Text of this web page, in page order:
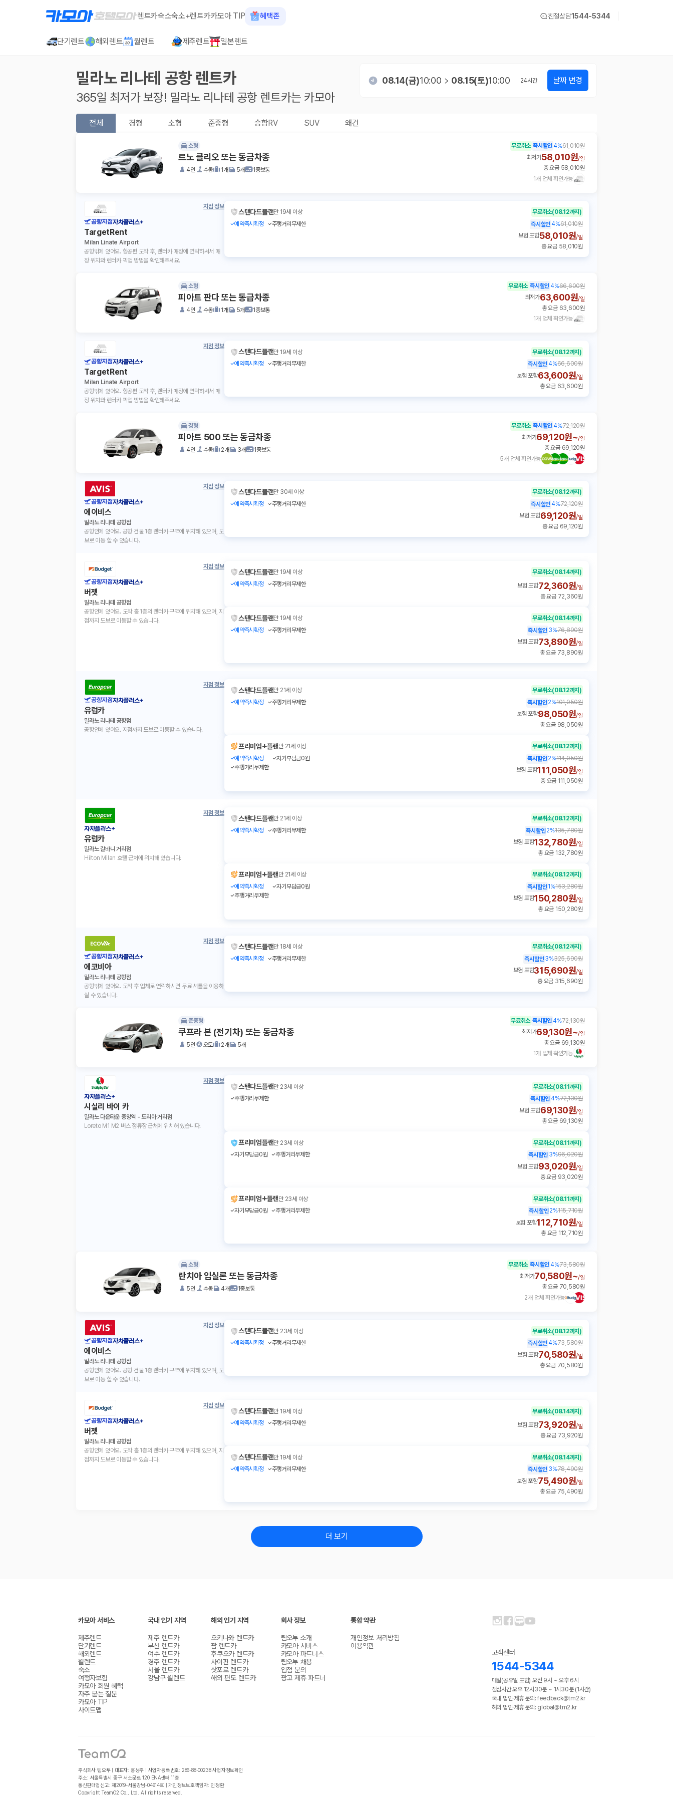
렌트카숙소숙소+렌트카카모아 TIP 혜택존 친절상담1544-5344
단기렌트 해외렌트 월렌트 제주렌트 일본렌트
밀라노 리나테 공항렌트카
365일 최저가 보장! 밀라노 리나테 공항 렌트카는 카모아
08.14(금)10:00 08.15(토)10:00 24시간 날짜 변경
전체 경형 소형 준중형 승합RV SUV 왜건
소형
르노 클리오 또는 동급차종
4인 수동 1개 5개
1종보통
1개 업체 확인가능
무료취소 즉시할인 4%61,010원
최저가58,010원/일
총 요금 58,010원
지점 정보
공항지점자차플러스+
TargetRent
Milan Linate Airport
공항밖에 있어요. 항공편 도착 후, 렌터카 매장에 연락하셔서 매
장 위치와 렌터카 픽업 방법을 확인해주세요.
스탠다드플랜만 19세 이상 무료취소(08.12까지)
예약즉시확정
주행거리무제한 즉시할인 4%61,010원
보험 포함58,010원/일
총 요금 58,010원
소형
피아트 판다 또는 동급차종
4인 수동 1개 5개
1종보통
1개 업체 확인가능
무료취소 즉시할인 4%66,600원
최저가63,600원/일
총 요금 63,600원
지점 정보
공항지점자차플러스+
TargetRent
Milan Linate Airport
공항밖에 있어요. 항공편 도착 후, 렌터카 매장에 연락하셔서 매
장 위치와 렌터카 픽업 방법을 확인해주세요.
스탠다드플랜만 19세 이상 무료취소(08.12까지)
예약즉시확정
주행거리무제한 즉시할인 4%66,600원
보험 포함63,600원/일
총 요금 63,600원
경형
피아트 500 또는 동급차종
4인 수동 2개 3개
1종보통
5개 업체 확인가능
무료취소 즉시할인 4%72,120원
최저가69,120원~/일
총 요금 69,120원
지점 정보
공항지점자차플러스+
에이비스
밀라노 리나테 공항점
공항안에 있어요. 공항 건물 1층 렌터카 구역에 위치해 있으며, 도
보로 이동 할 수 있습니다.
스탠다드플랜만 30세 이상 무료취소(08.12까지)
예약즉시확정
주행거리무제한 즉시할인 4%72,120원
보험 포함69,120원/일
총 요금 69,120원
지점 정보
공항지점자차플러스+
버젯
밀라노 리나테 공항점
공항안에 있어요. 도착 홀 1층의 렌터카 구역에 위치해 있으며, 지
점까지 도보로 이동할 수 있습니다.
스탠다드플랜만 19세 이상 무료취소(08.14까지)
예약즉시확정
주행거리무제한 보험 포함72,360원/일
총 요금 72,360원
스탠다드플랜만 19세 이상 무료취소(08.14까지)
예약즉시확정
주행거리무제한 즉시할인 3%76,890원
보험 포함73,890원/일
총 요금 73,890원
지점 정보
공항지점자차플러스+
유럽카
밀라노 리나테 공항점
공항안에 있어요. 지점까지 도보로 이동할 수 있습니다.
스탠다드플랜만 21세 이상 무료취소(08.12까지)
예약즉시확정
주행거리무제한 즉시할인2%101,050원
보험 포함98,050원/일
총 요금 98,050원
프리미엄+플랜만 21세 이상 무료취소(08.12까지)
예약즉시확정
자기부담금0원
주행거리무제한
즉시할인2%114,050원
보험 포함111,050원/일
총 요금 111,050원
지점 정보
자차플러스+
유럽카
밀라노 갈바니 거리점
Hilton Milan 호텔 근처에 위치해 있습니다.
스탠다드플랜만 21세 이상 무료취소(08.12까지)
예약즉시확정
주행거리무제한 즉시할인2%135,780원
보험 포함132,780원/일
총 요금 132,780원
프리미엄+플랜만 21세 이상 무료취소(08.12까지)
예약즉시확정
자기부담금0원
주행거리무제한
즉시할인1%153,280원
보험 포함150,280원/일
총 요금 150,280원
지점 정보
공항지점자차플러스+
에코비아
밀라노 리나테 공항점
공항밖에 있어요. 도착 후 업체로 연락하시면 무료 셔틀을 이용하
실 수 있습니다.
스탠다드플랜만 18세 이상 무료취소(08.12까지)
예약즉시확정
주행거리무제한 즉시할인3%325,690원
보험 포함315,690원/일
총 요금 315,690원
준중형
쿠프라 본 (전기차) 또는 동급차종
5인 오토 2개
5개
1개 업체 확인가능
무료취소 즉시할인 4%72,130원
최저가69,130원~/일
총 요금 69,130원
지점 정보
자차플러스+
시실리 바이 카
밀라노 다운타운 중앙역 - 도리아 거리점
Loreto M1 M2 버스 정류장 근처에 위치해 있습니다.
스탠다드플랜만 23세 이상 무료취소(08.11까지)
주행거리무제한
즉시할인 4%72,130원
보험 포함69,130원/일
총 요금 69,130원
프리미엄플랜만 23세 이상 무료취소(08.11까지)
자기부담금0원
주행거리무제한 즉시할인 3%96,020원
보험 포함93,020원/일
총 요금 93,020원
프리미엄+플랜만 23세 이상 무료취소(08.11까지)
자기부담금0원
주행거리무제한 즉시할인2%115,710원
보험 포함112,710원/일
총 요금 112,710원
소형
란치아 입실론 또는 동급차종
5인 수동 4개
1종보통
2개 업체 확인가능
무료취소 즉시할인 4%73,580원
최저가70,580원~/일
총 요금 70,580원
지점 정보
공항지점자차플러스+
에이비스
밀라노 리나테 공항점
공항안에 있어요. 공항 건물 1층 렌터카 구역에 위치해 있으며, 도
보로 이동 할 수 있습니다.
스탠다드플랜만 23세 이상 무료취소(08.12까지)
예약즉시확정
주행거리무제한 즉시할인 4%73,580원
보험 포함70,580원/일
총 요금 70,580원
지점 정보
공항지점자차플러스+
버젯
밀라노 리나테 공항점
공항안에 있어요. 도착 홀 1층의 렌터카 구역에 위치해 있으며, 지
점까지 도보로 이동할 수 있습니다.
스탠다드플랜만 19세 이상 무료취소(08.14까지)
예약즉시확정
주행거리무제한 보험 포함73,920원/일
총 요금 73,920원
스탠다드플랜만 19세 이상 무료취소(08.14까지)
예약즉시확정
주행거리무제한 즉시할인 3%78,490원
보험 포함75,490원/일
총 요금 75,490원
더 보기
카모아 서비스
제주렌트
단기렌트
해외렌트
월렌트
숙소
여행자보험
카모아 회원 혜택
자주 묻는 질문
카모아 TIP
사이트맵
국내 인기 지역
제주 렌트카
부산 렌트카
여수 렌트카
경주 렌트카
서울 렌트카
강남구 월렌트
해외 인기 지역
오키나와 렌트카
괌 렌트카
후쿠오카 렌트카
사이판 렌트카
삿포로 렌트카
해외 편도 렌트카
회사 정보
팀오투 소개
카모아 서비스
카모아 파트너스
팀오투 채용
입점 문의
광고 제휴 파트너
통합 약관
개인정보 처리방침
이용약관
고객센터
1544-5344
매일(공휴일 포함) 오전 9시 ~ 오후 6시
점심시간 오후 12시30분 ~ 1시30분 (1시간)
국내 법인·제휴 문의: feedback@tm2.kr
해외 법인·제휴 문의: global@tm2.kr
주식회사 팀오투 | 대표자: 홍성주 | 사업자등록번호: 286-88-00238 사업자정보확인
주소: 서울특별시 중구 서소문로 120 ENA센터 11층
통신판매업신고: 제2019-서울강남-04914호 | 개인정보보호책임자: 인정환
Copyright TeamO2 Co., Ltd. All rights reserved.